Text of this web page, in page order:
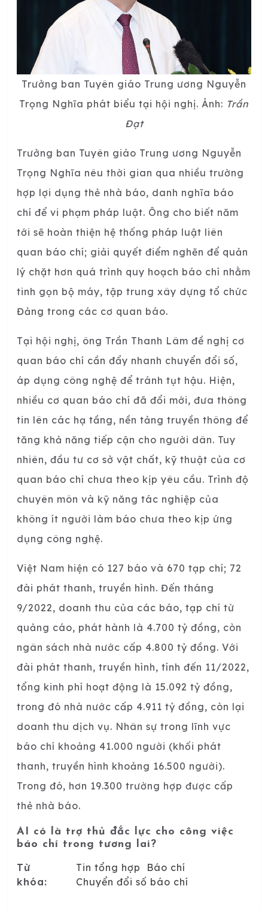
Trưởng ban Tuyên giáo Trung ương Nguyễn
Trọng Nghĩa phát biểu tại hội nghị. Ảnh: Trần
Đạt
Trưởng ban Tuyên giáo Trung ương Nguyễn
Trọng Nghĩa nêu thời gian qua nhiều trường
hợp lợi dụng thẻ nhà báo, danh nghĩa báo
chí để vi phạm pháp luật. Ông cho biết năm
tới sẽ hoàn thiện hệ thống pháp luật liên
quan báo chí; giải quyết điểm nghẽn để quản
lý chặt hơn quá trình quy hoạch báo chí nhằm
tinh gọn bộ máy, tập trung xây dựng tổ chức
Đảng trong các cơ quan báo.
Tại hội nghị, ông Trần Thanh Lâm đề nghị cơ
quan báo chí cần đẩy nhanh chuyển đổi số,
áp dụng công nghệ để tránh tụt hậu. Hiện,
nhiều cơ quan báo chí đã đổi mới, đưa thông
tin lên các hạ tầng, nền tảng truyền thông để
tăng khả năng tiếp cận cho người dân. Tuy
nhiên, đầu tư cơ sở vật chất, kỹ thuật của cơ
quan báo chí chưa theo kịp yêu cầu. Trình độ
chuyên môn và kỹ năng tác nghiệp của
không ít người làm báo chưa theo kịp ứng
dụng công nghệ.
Việt Nam hiện có 127 báo và 670 tạp chí; 72
đài phát thanh, truyền hình. Đến tháng
9/2022, doanh thu của các báo, tạp chí từ
quảng cáo, phát hành là 4.700 tỷ đồng, còn
ngân sách nhà nước cấp 4.800 tỷ đồng. Với
đài phát thanh, truyền hình, tính đến 11/2022,
tổng kinh phí hoạt động là 15.092 tỷ đồng,
trong đó nhà nước cấp 4.911 tỷ đồng, còn lại
doanh thu dịch vụ. Nhân sự trong lĩnh vực
báo chí khoảng 41.000 người (khối phát
thanh, truyền hình khoảng 16.500 người).
Trong đó, hơn 19.300 trường hợp được cấp
thẻ nhà báo.
AI có là trợ thủ đắc lực cho công việc
báo chí trong tương lai?
Từ
khóa:
Tin tổng hợp
Báo chí
Chuyển đổi số báo chí